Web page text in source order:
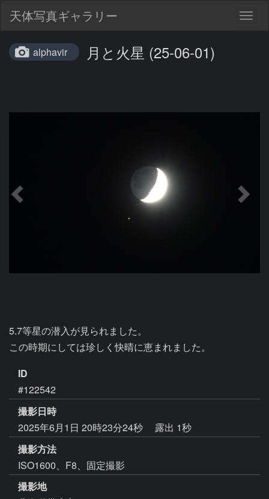
天体写真ギャラリー
alphavir 月と火星 (25-06-01)
5.7等星の潜入が見られました。
この時期にしては珍しく快晴に恵まれました。
ID
#122542
撮影日時
2025年6月1日 20時23分24秒
露出 1秒
撮影方法
ISO1600、F8、固定撮影
撮影地